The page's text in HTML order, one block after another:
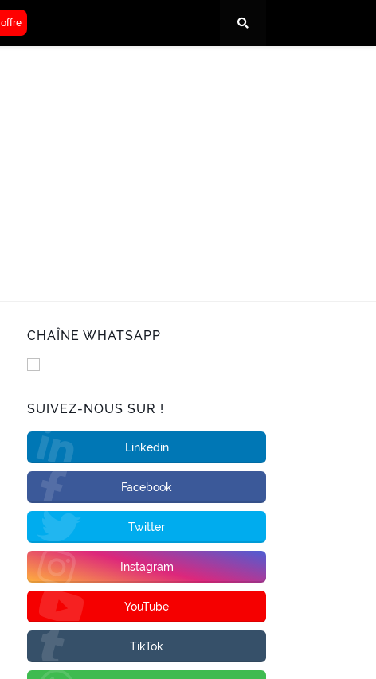
CHAÎNE WHATSAPP
SUIVEZ-NOUS SUR !
Linkedin
Facebook
Twitter
Instagram
YouTube
TikTok